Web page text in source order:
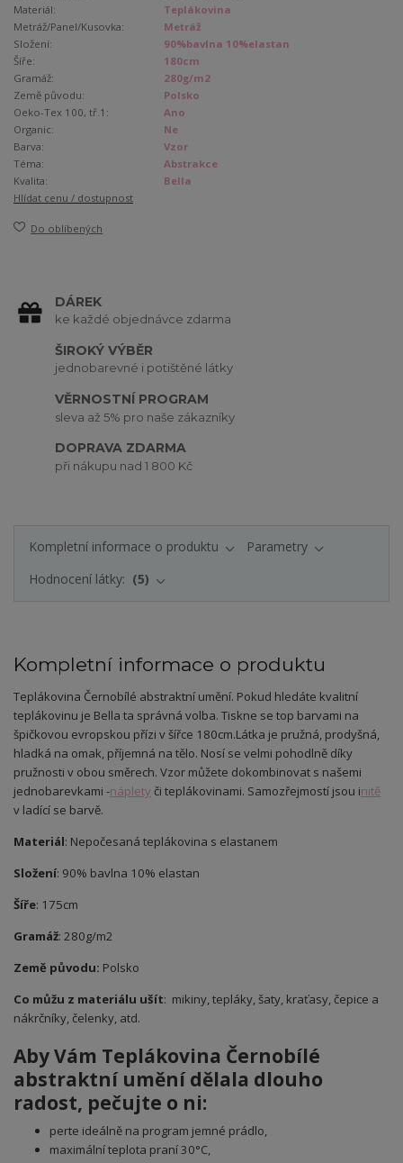
Materiál:
Teplákovina
Metráž/Panel/Kusovka:
Metráž
Složení:
90%bavlna 10%elastan
Šíře:
180cm
Gramáž:
280g/m2
Země původu:
Polsko
Oeko-Tex 100, tř.1:
Ano
Organic:
Ne
Barva:
Vzor
Téma:
Abstrakce
Kvalita:
Bella
Hlídat cenu / dostupnost
Do oblíbených
DÁREK
ke každé objednávce zdarma
ŠIROKÝ VÝBĚR
jednobarevné i potištěné látky
VĚRNOSTNÍ PROGRAM
sleva až 5% pro naše zákazníky
DOPRAVA ZDARMA
při nákupu nad 1 800 Kč
Kompletní informace o produktu
Parametry
Hodnocení látky:
5
Kompletní informace o produktu
Teplákovina Černobílé abstraktní umění. Pokud hledáte kvalitní
teplákovinu je Bella ta správná volba. Tiskne se top barvami na
špičkovou evropskou přízi v šířce 180cm.Látka je pružná, prodyšná,
hladká na omak, příjemná na tělo. Nosí se velmi pohodlně díky
pružnosti v obou směrech. Vzor můžete dokombinovat s našemi
jednobarevkami -náplety či teplákovinami. Samozřejmostí jsou initě
v ladící se barvě.
Materiál: Nepočesaná teplákovina s elastanem
Složení: 90% bavlna 10% elastan
Šíře: 175cm
Gramáž: 280g/m2
Země původu: Polsko
Co můžu z materiálu ušít: mikiny, tepláky, šaty, kraťasy, čepice a
nákrčníky, čelenky, atd.
Aby Vám Teplákovina Černobílé
abstraktní uměnídělala dlouho
radost, pečujte o ni:
perte ideálně na program jemné prádlo,
maximální teplota praní 30°C,